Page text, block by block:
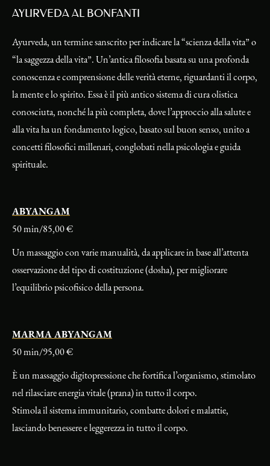
AYURVEDA AL BONFANTI
Ayurveda, un termine sanscrito per indicare la “scienza della vita” o
“la saggezza della vita”. Un’antica filosofia basata su una profonda
conoscenza e comprensione delle verità eterne, riguardanti il corpo,
la mente e lo spirito. Essa è il più antico sistema di cura olistica
conosciuta, nonché la più completa, dove l’approccio alla salute e
alla vita ha un fondamento logico, basato sul buon senso, unito a
concetti filosofici millenari, conglobati nella psicologia e guida
spirituale.
ABYANGAM
50 min/85,00 €
Un massaggio con varie manualità, da applicare in base all’attenta
osservazione del tipo di costituzione (dosha), per migliorare
l’equilibrio psicofisico della persona.
MARMA ABYANGAM
50 min/95,00 €
È un massaggio digitopressione che fortifica l’organismo, stimolato
nel rilasciare energia vitale (prana) in tutto il corpo.
Stimola il sistema immunitario, combatte dolori e malattie,
lasciando benessere e leggerezza in tutto il corpo.